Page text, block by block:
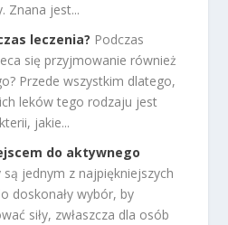
Znana jest...
leczenia? Podczas
się przyjmowanie również
Przede wszystkim dlatego,
leków tego rodzaju jest
jakie...
do aktywnego
są jednym z najpiękniejszych
doskonały wybór, by
siły, zwłaszcza dla osób